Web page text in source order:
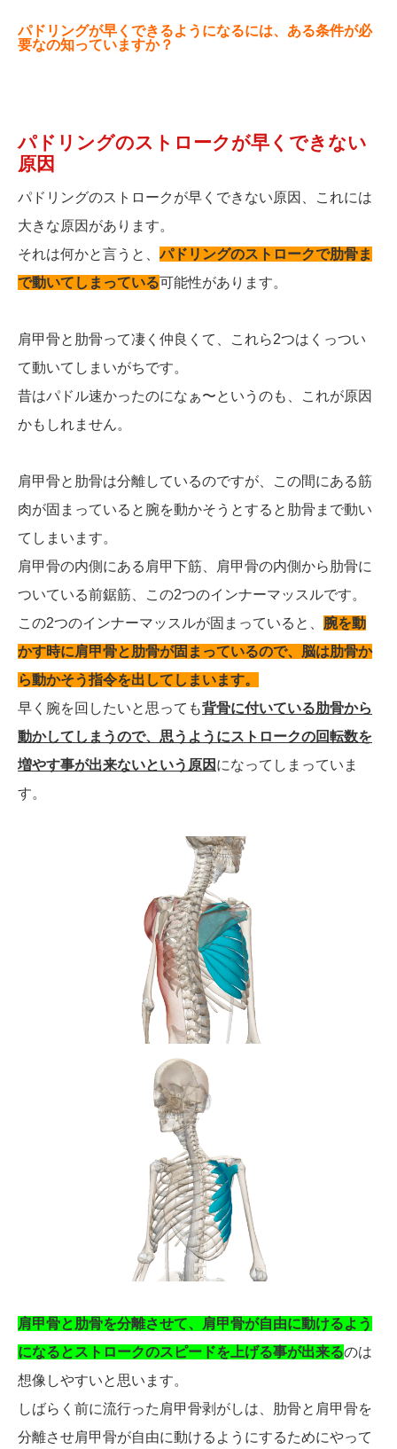
パドリングが早くできるようになるには、ある条件が必
要なの知っていますか？
パドリングのストロークが早くできない
原因
パドリングのストロークが早くできない原因、これには
大きな原因があります。
それは何かと言うと、パドリングのストロークで肋骨ま
で動いてしまっている可能性があります。
肩甲骨と肋骨って凄く仲良くて、これら2つはくっつい
て動いてしまいがちです。
昔はパドル速かったのになぁ〜というのも、これが原因
かもしれません。
肩甲骨と肋骨は分離しているのですが、この間にある筋
肉が固まっていると腕を動かそうとすると肋骨まで動い
てしまいます。
肩甲骨の内側にある肩甲下筋、肩甲骨の内側から肋骨に
ついている前鋸筋、この2つのインナーマッスルです。
この2つのインナーマッスルが固まっていると、 腕を動
かす時に肩甲骨と肋骨が固まっているので、脳は肋骨か
ら動かそう指令を出してしまいます。
早く腕を回したいと思っても背骨に付いている肋骨から
動かしてしまうので、思うようにストロークの回転数を
増やす事が出来ないという原因 になってしまっていま
す。
肩甲骨と肋骨を分離させて、肩甲骨が自由に動けるよう
になるとストロークのスピードを上げる事が出来るのは
想像しやすいと思います。
しばらく前に流行った肩甲骨剥がしは、肋骨と肩甲骨を
分離させ肩甲骨が自由に動けるようにするためにやって